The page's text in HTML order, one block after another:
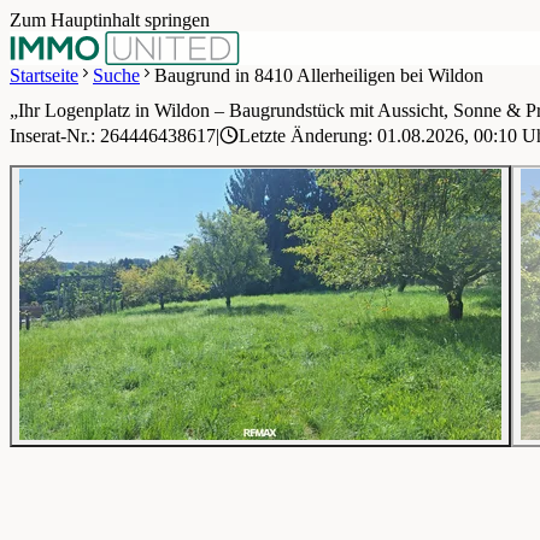
Zum Hauptinhalt springen
Startseite
Suche Baugrund in 8410 Allerheiligen bei Wildon
1 / 7
„Ihr Logenplatz in Wildon – Baugrundstück mit Aussicht, Sonne &
Inserat-Nr.: 264446438617| Letzte Änderung: 01.08.2026, 00:10